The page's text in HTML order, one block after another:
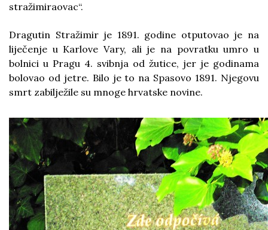
stražimiraovac“.
Dragutin Stražimir je 1891. godine otputovao je na
liječenje u Karlove Vary, ali je na povratku umro u
bolnici u Pragu 4. svibnja od žutice, jer je godinama
bolovao od jetre. Bilo je to na Spasovo 1891. Njegovu
smrt zabilježile su mnoge hrvatske novine.